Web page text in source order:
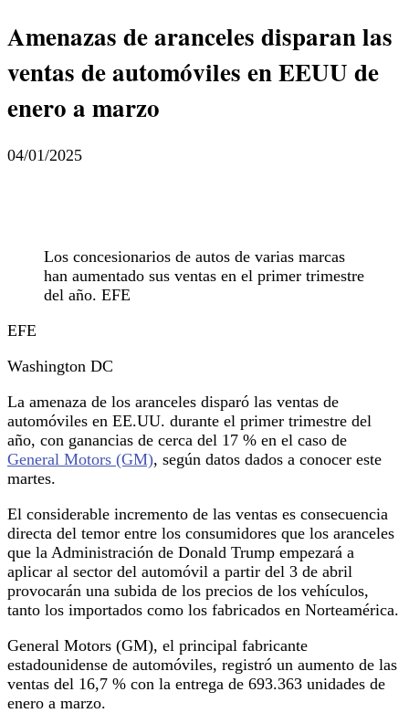
Amenazas de aranceles disparan las
ventas de automóviles en EEUU de
enero a marzo
04/01/2025
Los concesionarios de autos de varias marcas
han aumentado sus ventas en el primer trimestre
del año. EFE
EFE
Washington DC
La amenaza de los aranceles disparó las ventas de
automóviles en EE.UU. durante el primer trimestre del
año, con ganancias de cerca del 17 % en el caso de
General Motors (GM), según datos dados a conocer este
martes.
El considerable incremento de las ventas es consecuencia
directa del temor entre los consumidores que los aranceles
que la Administración de Donald Trump empezará a
aplicar al sector del automóvil a partir del 3 de abril
provocarán una subida de los precios de los vehículos,
tanto los importados como los fabricados en Norteamérica.
General Motors (GM), el principal fabricante
estadounidense de automóviles, registró un aumento de las
ventas del 16,7 % con la entrega de 693.363 unidades de
enero a marzo.